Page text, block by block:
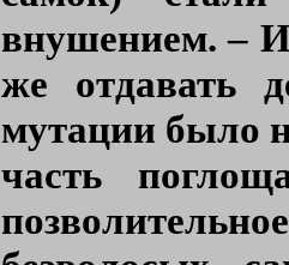
внушением. – И
же отдавать
мутации было
часть